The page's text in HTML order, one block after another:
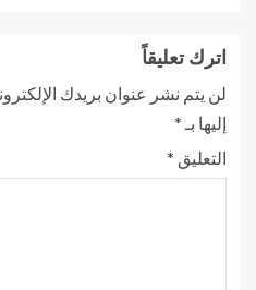
اترك تعليقاً
لن يتم نشر عنوان بريدك
إليها بـ *
التعليق *